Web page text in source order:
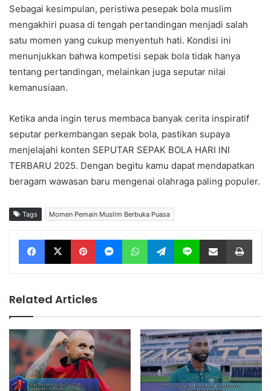
Sebagai kesimpulan, peristiwa pesepak bola muslim
mengakhiri puasa di tengah pertandingan menjadi salah
satu momen yang cukup menyentuh hati. Kondisi ini
menunjukkan bahwa kompetisi sepak bola tidak hanya
tentang pertandingan, melainkan juga seputar nilai
kemanusiaan.
Ketika anda ingin terus membaca banyak cerita inspiratif
seputar perkembangan sepak bola, pastikan supaya
menjelajahi konten SEPUTAR SEPAK BOLA HARI INI
TERBARU 2025. Dengan begitu kamu dapat mendapatkan
beragam wawasan baru mengenai olahraga paling populer.
Tags Momen Pemain Muslim Berbuka Puasa
Facebook X Pinterest Messenger WhatsApp Telegram Line Share via Email
Related Articles